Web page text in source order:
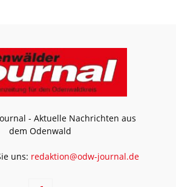
- Aktuelle Nachrichten aus
dem Odenwald
uns: redaktion@odw-journal.de